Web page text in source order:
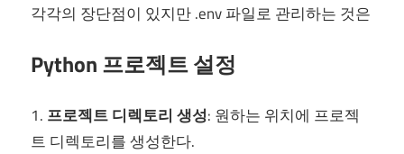
각각의 장단점이 있지만 .env 파일로 관리하는 것은
Python 프로젝트 설정
1. 프로젝트 디렉토리 생성: 원하는 위치에 프로젝
트 디렉토리를 생성한다.